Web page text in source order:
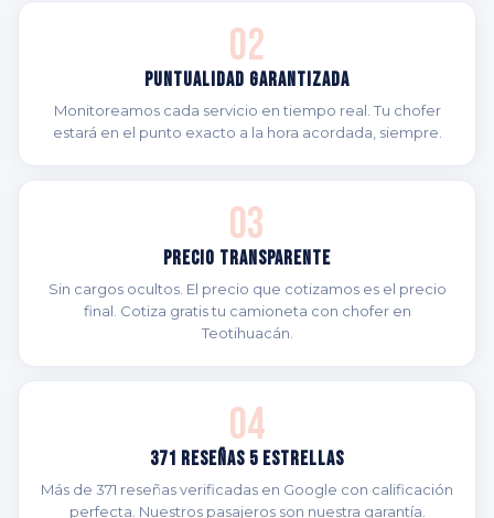
02
Puntualidad Garantizada
Monitoreamos cada servicio en tiempo real. Tu chofer
estará en el punto exacto a la hora acordada, siempre.
03
Precio Transparente
Sin cargos ocultos. El precio que cotizamos es el precio
final. Cotiza gratis tu camioneta con chofer en
Teotihuacán.
04
371 Reseñas 5 Estrellas
Más de 371 reseñas verificadas en Google con calificación
perfecta. Nuestros pasajeros son nuestra garantía.